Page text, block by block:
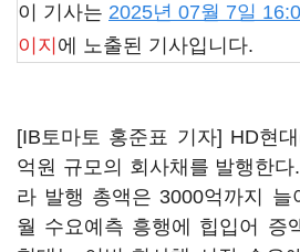
이 기사는 2025년 07월 7일
이지 에 노출된 기사입니다.
[IB토마토 홍준표 기자] HD현
억원 규모의 회사채를 발행한
라 발행 총액은 3000억까지
월 수요예측 흥행에 힙입어 증